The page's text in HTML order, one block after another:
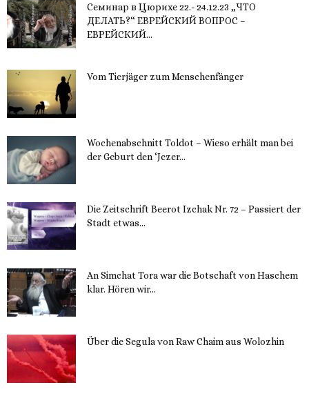
Семинар в Цюрихе 22.- 24.12.23 „ЧТО
ДЕЛАТЬ?“ ЕВРЕЙСКИЙ ВОПРОС –
ЕВРЕЙСКИЙ...
Vom Tierjäger zum Menschenfänger
Wochenabschnitt Toldot – Wieso erhält man bei
der Geburt den ‘Jezer...
Die Zeitschrift Beerot Izchak Nr. 72 – Passiert der
Stadt etwas...
An Simchat Tora war die Botschaft von Haschem
klar. Hören wir...
Über die Segula von Raw Chaim aus Wolozhin